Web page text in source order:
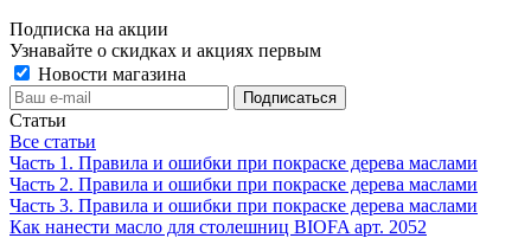
Подписка на акции
Узнавайте о скидках и акциях первым
Новости магазина
Статьи
Все статьи
Часть 1. Правила и ошибки при покраске дерева маслами
Часть 2. Правила и ошибки при покраске дерева маслами
Часть 3. Правила и ошибки при покраске дерева маслами
Как нанести масло для столешниц BIOFA арт. 2052